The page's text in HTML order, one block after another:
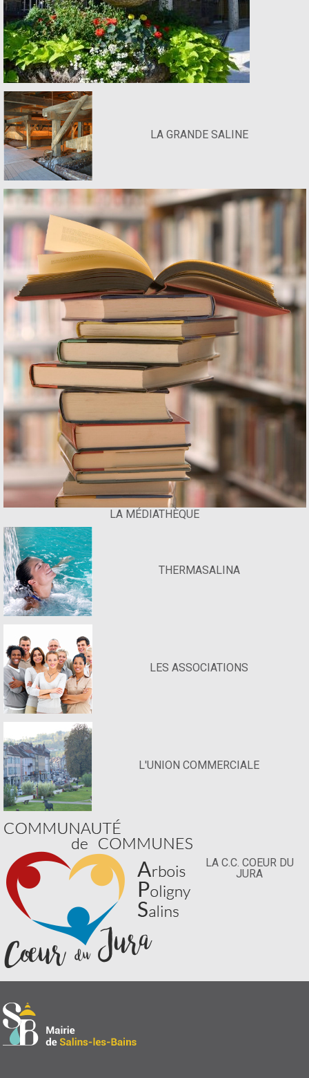
LA GRANDE SALINE
LA MÉDIATHÈQUE
THERMASALINA
LES ASSOCIATIONS
L'UNION COMMERCIALE
LA C.C. COEUR DU
JURA